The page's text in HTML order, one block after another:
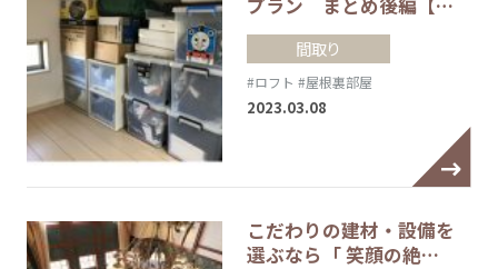
プラン まとめ後編【…
間取り
#ロフト #屋根裏部屋
2023.03.08
こだわりの建材・設備を
選ぶなら「 笑顔の絶…